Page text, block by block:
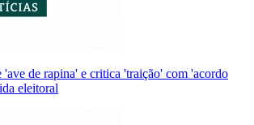
'ave de rapina' e critica 'traição' com 'acordo
eleitoral